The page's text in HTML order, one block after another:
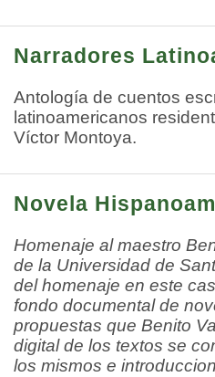
Narradores
Antología de cuentos
latinoamericanos
Víctor Montoya.
Novela
Homenaje al maestro
de la Universidad de
del homenaje en este
fondo documental de
propuestas que Benito
digital de los textos se
los mismos e